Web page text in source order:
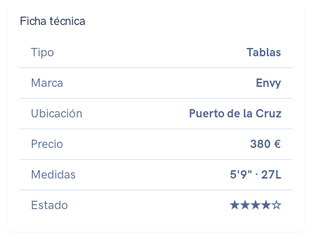
Ficha técnica
Tipo Tablas
Marca Envy
Ubicación Puerto de la Cruz
Precio 380 €
Medidas 5'9" · 27L
Estado ★★★★☆